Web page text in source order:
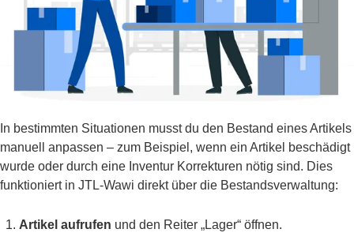
In bestimmten Situationen musst du den Bestand eines Artikels
manuell anpassen – zum Beispiel, wenn ein Artikel beschädigt
wurde oder durch eine Inventur Korrekturen nötig sind. Dies
funktioniert in JTL-Wawi direkt über die Bestandsverwaltung:
Artikel aufrufen und den Reiter „Lager“ öffnen.